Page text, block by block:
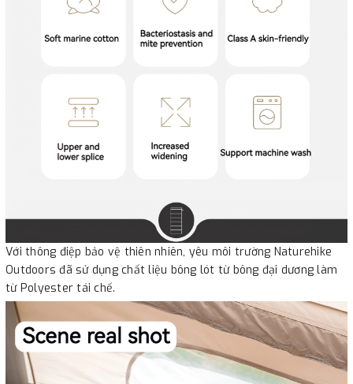
Với thông điệp bảo vệ thiên nhiên, yêu môi trường Naturehike
Outdoors đã sử dụng chất liệu bông lót từ bông đại dương làm
từ Polyester tái chế.